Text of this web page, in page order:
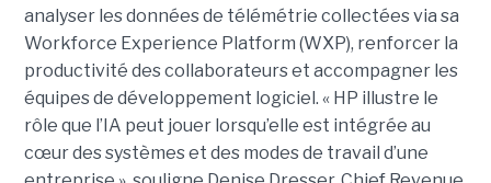
analyser les données de télémétrie collectées via sa
Workforce Experience Platform (WXP), renforcer la
productivité des collaborateurs et accompagner les
équipes de développement logiciel. « HP illustre le
rôle que l’IA peut jouer lorsqu’elle est intégrée au
cœur des systèmes et des modes de travail d’une